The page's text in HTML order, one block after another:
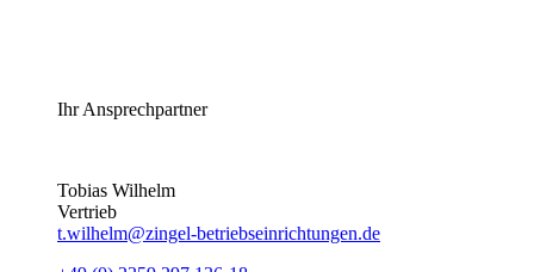
Ihr Ansprechpartner
Tobias Wilhelm
Vertrieb
t.wilhelm@zingel-betriebseinrichtungen.de